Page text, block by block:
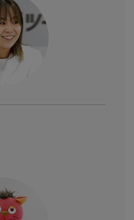
書は撮影当時のものです